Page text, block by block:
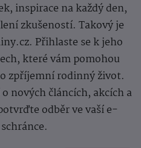
inspirace na každý den,
zkušeností. Takový je
Přihlaste se k jeho
které vám pomohou
zpříjemní rodinný život.
nových článcích, akcích a
odběr ve vaší e-